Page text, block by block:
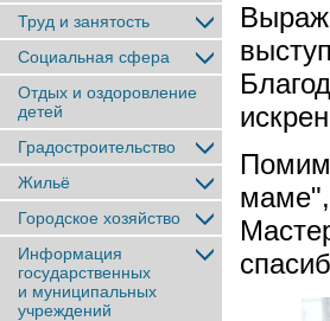
Труд и занятость
Социальная сфера
Отдых и оздоровление
детей
Градостроительство
Жильё
Городское хозяйство
Информация
государственных
и муниципальных
учреждений
маме",